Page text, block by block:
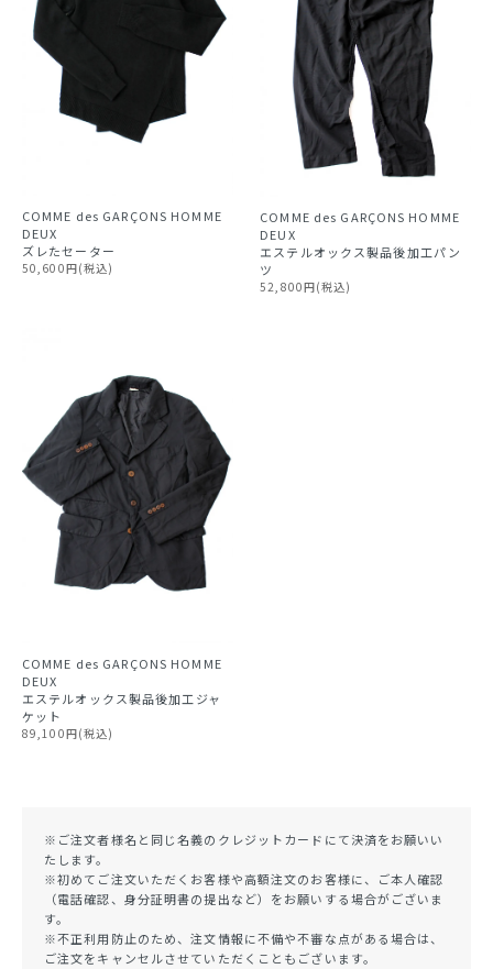
COMME des GARÇONS HOMME
DEUX
ズレたセーター
50,600円(税込)
COMME des GARÇONS HOMME
DEUX
エステルオックス製品後加工パン
ツ
52,800円(税込)
COMME des GARÇONS HOMME
DEUX
エステルオックス製品後加工ジャ
ケット
89,100円(税込)
※ご注文者様名と同じ名義のクレジットカードにて決済をお願いい
たします。
※初めてご注文いただくお客様や高額注文のお客様に、ご本人確認
（電話確認、身分証明書の提出など）をお願いする場合がございま
す。
※不正利用防止のため、注文情報に不備や不審な点がある場合は、
ご注文をキャンセルさせていただくこともございます。